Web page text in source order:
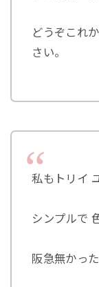
どうぞこれ
さい。
私もトリイ
シンプルで
阪急無かっ